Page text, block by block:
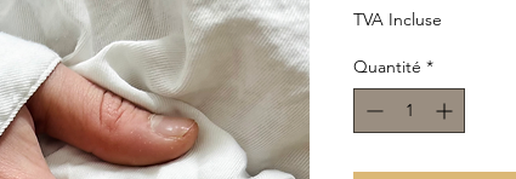
TVA Incluse
Quantité *